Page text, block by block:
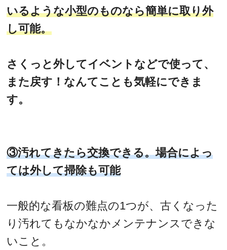
いるような小型のものなら簡単に取り外
し可能。
さくっと外してイベントなどで使って、
また戻す！なんてことも気軽にできま
す。
③汚れてきたら交換できる。場合によっ
ては外して掃除も可能
一般的な看板の難点の1つが、古くなった
り汚れてもなかなかメンテナンスできな
いこと。